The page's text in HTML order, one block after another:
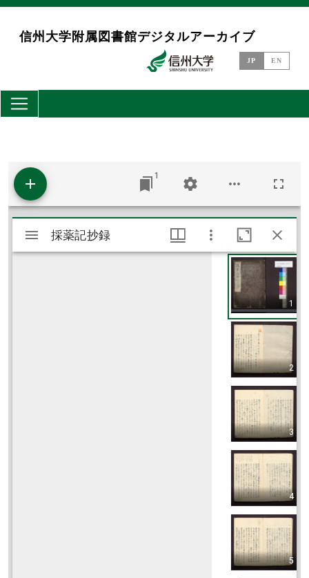
メインコンテンツに移動
信州大学附属図書館デジタルアーカイブ
JP EN